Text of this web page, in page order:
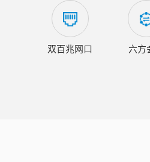
双百兆网口 六方